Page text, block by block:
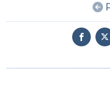
Pour en savoir plus sur les